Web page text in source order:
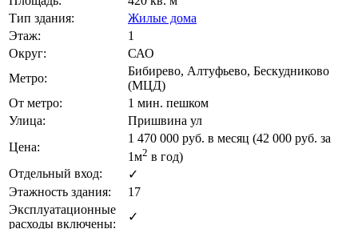
Тип здания:
Жилые дома
Этаж:
1
Округ:
САО
Метро:
Бибирево, Алтуфьево, Бескудниково
(МЦД)
От метро:
1 мин. пешком
Улица:
Пришвина ул
Цена:
1 470 000 руб. в месяц (42 000 руб. за
1м2 в год)
Отдельный вход:
✓
Этажность здания:
17
Эксплуатационные
расходы включены:
✓